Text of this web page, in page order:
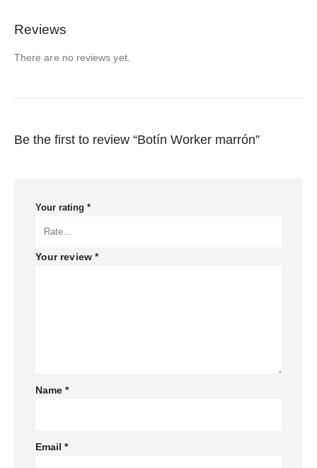
Reviews
There are no reviews yet.
Be the first to review “Botín Worker marrón”
Your rating *
Your review *
Name*
Email*